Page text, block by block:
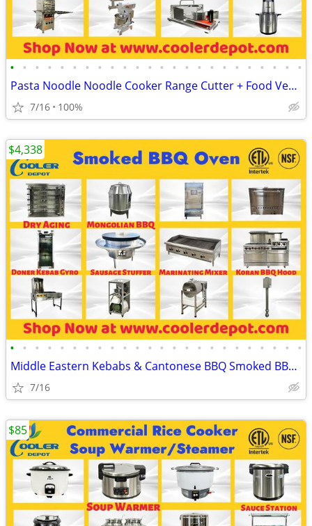
• • • • • • • • • • • • • • • • • • • • • • • •
Pasta Noodle Noodle Cooker Range Cutter + Food Vegetable Prep Equipme
7/16 100%
• • • • • • • • • • • • • • • • • • • • • • • •
Middle Eastern Kebabs & Cantonese BBQ Smoked BBQ Oven / Grill / Meat P
7/16
$4,338
$85